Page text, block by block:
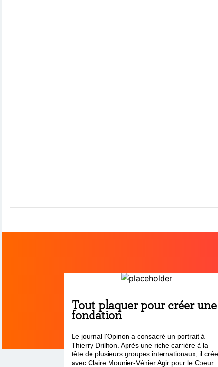
Tout plaquer pour créer une
fondation
Le journal l'Opinon a consacré un portrait à
Thierry Drilhon. Après une riche carrière à la
tête de plusieurs groupes internationaux, il crée
avec Claire Mounier-Véhier Agir pour le Coeur